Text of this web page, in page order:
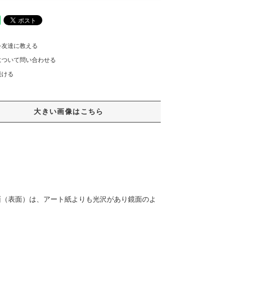
達に教える
ついて問い合わせる
ける
大きい画像はこちら
表面）は、アート紙よりも光沢があり鏡面のよ